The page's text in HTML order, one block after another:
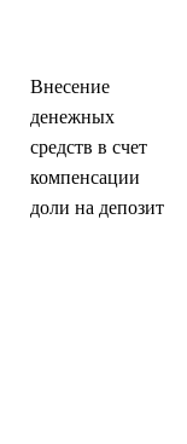
Внесение
денежных
средств в счет
компенсации
доли на депозит